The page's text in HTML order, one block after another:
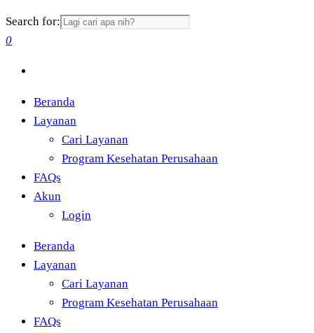
Search for:
0
Beranda
Layanan
Cari Layanan
Program Kesehatan Perusahaan
FAQs
Akun
Login
Beranda
Layanan
Cari Layanan
Program Kesehatan Perusahaan
FAQs